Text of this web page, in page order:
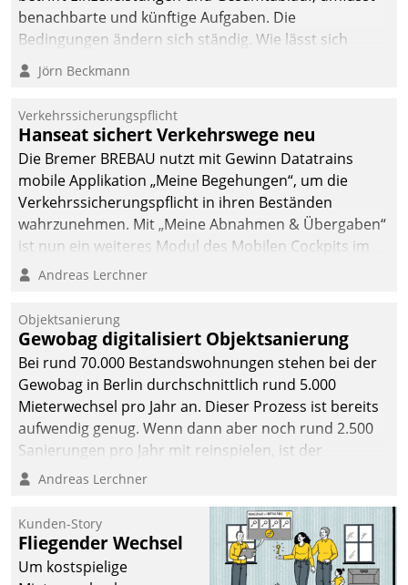
benachbarte und künftige Aufgaben. Die
Bedingungen ändern sich ständig. Wie lässt sich
technisch die Kontrolle wahren und zugleich Freiraum
fürs Wachsen öffnen?
Jörn Beckmann
Verkehrssicherungspflicht
Hanseat sichert Verkehrswege neu
Die Bremer BREBAU nutzt mit Gewinn Datatrains
mobile Applikation „Meine Begehungen“, um die
Verkehrssicherungspflicht in ihren Beständen
wahrzunehmen. Mit „Meine Abnahmen & Übergaben“
ist nun ein weiteres Modul des Mobilen Cockpits im
Einsatz.
Andreas Lerchner
Objektsanierung
Gewobag digitalisiert Objektsanierung
Bei rund 70.000 Bestandswohnungen stehen bei der
Gewobag in Berlin durchschnittlich rund 5.000
Mieterwechsel pro Jahr an. Dieser Prozess ist bereits
aufwendig genug. Wenn dann aber noch rund 2.500
Sanierungen pro Jahr mit reinspielen, ist der
Betreuungs- und Organisationsaufwand immens. Im
kommunale Wohnungsbauunternehmen daher
gemeinsam mit der Berliner Datatrain GmbH den
Teilprozess der Objektsanierung digitalisiert.
Andreas Lerchner
Kunden-Story
Fliegender Wechsel
Um kostspielige